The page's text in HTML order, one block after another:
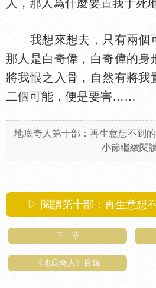
人，那人爲什麼要置我于死
我想來想去，只有兩個
那人是白奇偉，白奇偉的身
將我恨之入骨，自然有將我
二個可能，便是要害……
地底奇人第十部：再生意想不到
小節繼續閱
▷ 閱讀第十部：再生意想
下一章
《地底奇人》目錄